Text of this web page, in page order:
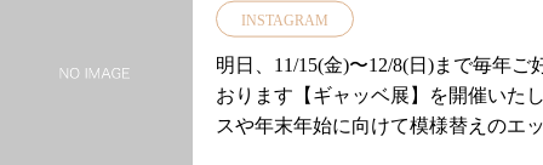
INSTAGRAM
明日、11/15(金)〜12/8(日)まで毎年ご
おります【ギャッベ展】を開催いた
スや年末年始に向けて模様替えのエ